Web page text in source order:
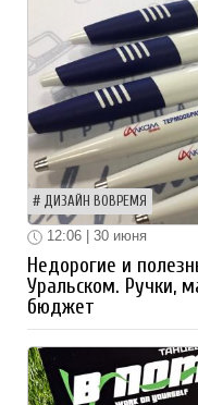
ДИЗАЙН ВОВРЕМЯ
12:06 | 30 июня
Недорогие и
Уральском. Ручки,
бюджет